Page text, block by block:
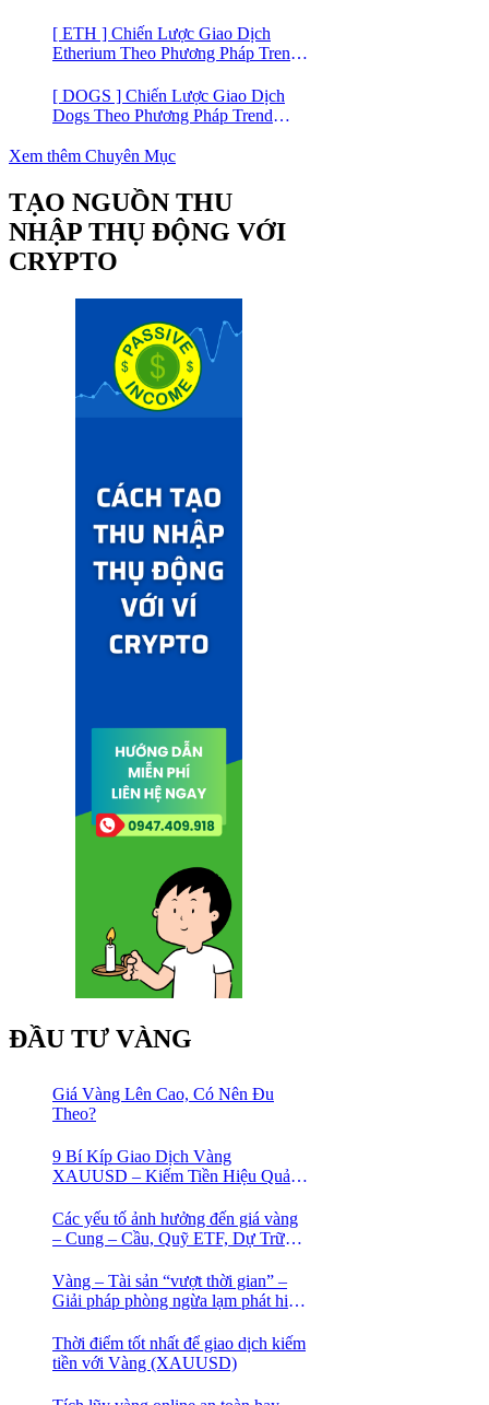
[ ETH ] Chiến Lược Giao Dịch
Etherium Theo Phương Pháp Trend
[ DOGS ] Chiến Lược Giao Dịch
Dogs Theo Phương Pháp Trend
Yết trên Binance
Xem thêm Chuyên Mục
TẠO NGUỒN THU
NHẬP THỤ ĐỘNG VỚI
CRYPTO
ĐẦU TƯ VÀNG
Giá Vàng Lên Cao, Có Nên Đu
Theo?
9 Bí Kíp Giao Dịch Vàng
XAUUSD – Kiếm Tiền Hiệu Quả
Các yếu tố ảnh hưởng đến giá vàng
– Cung – Cầu, Quỹ ETF, Dự Trữ
Vàng – Tài sản “vượt thời gian” –
Giải pháp phòng ngừa lạm phát hiệu
Thời điểm tốt nhất để giao dịch kiếm
tiền với Vàng (XAUUSD)